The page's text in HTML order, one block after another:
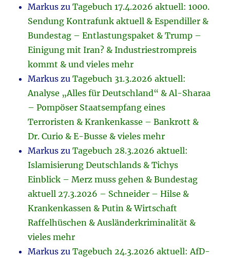
Markus zuTagebuch 17.4.2026 aktuell: 1000.
Sendung Kontrafunk aktuell & Espendiller &
Bundestag – Entlastungspaket & Trump –
Einigung mit Iran? & Industriestrompreis
kommt & und vieles mehr
Markus zuTagebuch 31.3.2026 aktuell:
Analyse „Alles für Deutschland“ & Al-Sharaa
– Pompöser Staatsempfang eines
Terroristen & Krankenkasse – Bankrott &
Dr. Curio & E-Busse & vieles mehr
Markus zuTagebuch 28.3.2026 aktuell:
Islamisierung Deutschlands & Tichys
Einblick – Merz muss gehen & Bundestag
aktuell 27.3.2026 – Schneider – Hilse &
Krankenkassen & Putin & Wirtschaft
Raffelhüschen & Ausländerkriminalität &
vieles mehr
Markus zuTagebuch 24.3.2026 aktuell: AfD-